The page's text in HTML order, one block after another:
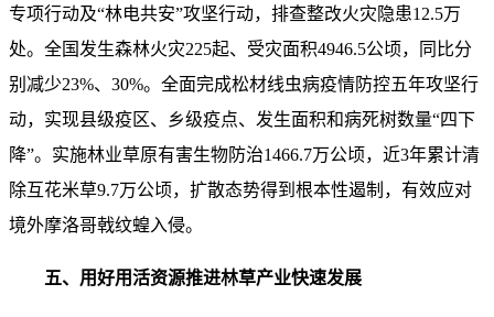
专项行动及“林电共安”攻坚行动，排查整改火灾隐患12.5万
处。全国发生森林火灾225起、受灾面积4946.5公顷，同比分
别减少23%、30%。全面完成松材线虫病疫情防控五年攻坚行
动，实现县级疫区、乡级疫点、发生面积和病死树数量“四下
降”。实施林业草原有害生物防治1466.7万公顷，近3年累计清
除互花米草9.7万公顷，扩散态势得到根本性遏制，有效应对
境外摩洛哥戟纹蝗入侵。
五、用好用活资源推进林草产业快速发展